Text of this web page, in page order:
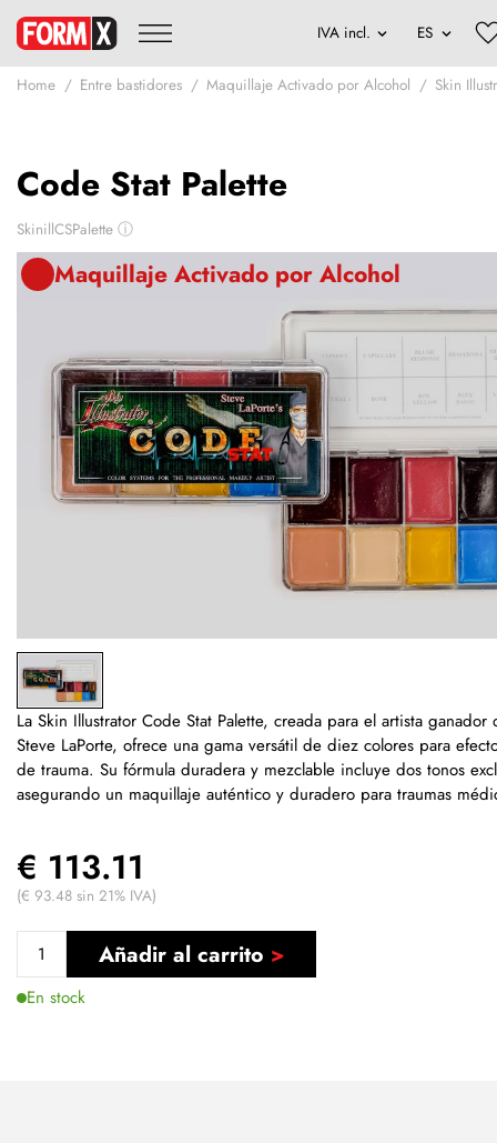
Home Entre bastidores Maquillaje Activado por Alcohol Skin
Code Stat Palette
SkinillCSPalette ⓘ
Maquillaje Activado por Alcohol
La Skin Illustrator Code Stat Palette, creada para el artista ganador
Steve LaPorte, ofrece una gama versátil de diez colores para
de trauma. Su fórmula duradera y mezclable incluye dos tonos
asegurando un maquillaje auténtico y duradero para traumas
€ 113.11
(€ 93.48 sin 21% IVA)
Añadir al carrito
En stock